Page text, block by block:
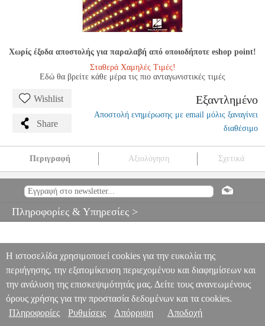
Χωρίς έξοδα αποστολής για παραλαβή από οποιοδήποτε eshop point!
Σταθερά Χαμηλές Τιμές!
Εδώ θα βρείτε κάθε μέρα τις πιο ανταγωνιστικές τιμές
Wishlist
Share
Εξαντλημένο
Αποστολή ενημέρωσης με email μόλις ξαναγίνει
διαθέσιμο
Περιγραφή Αξιολόγηση Σχετικά
MSC.602778 ΜΟΥΣΙΚΑ ΒΙΒΛΙΑ ΞΕΝΗ ΜΟΥΣΙΚΗ
BROADWAY
0
Πληροφορίες & Υπηρεσίες >
Η ιστοσελίδα χρησιμοποιεί cookies για την ευκολία της
περιήγησης, την εξατομίκευση περιεχομένου και διαφημίσεων και
την ανάλυση της επισκεψιμότητάς μας. Δείτε τους ανανεωμένους
όρους χρήσης για την προστασία δεδομένων και τα cookies.
Πληροφορίες
Ρυθμίσεις Απόρριψη Αποδοχή